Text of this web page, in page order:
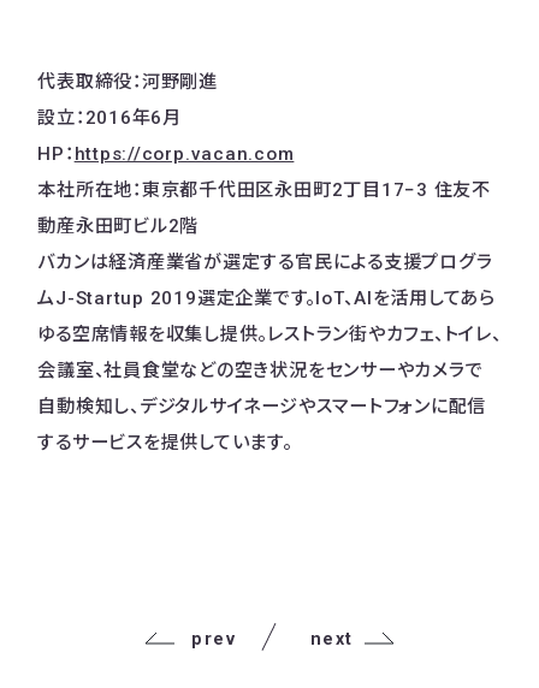
代表取締役：河野剛進
設立：2016年6月
HP： https://corp.vacan.com
本社所在地：東京都千代田区永田町2丁目17−3 住友不
動産永田町ビル2階
バカンは経済産業省が選定する官民による支援プログラ
ムJ-Startup 2019選定企業です。IoT、AIを活用してあら
ゆる空席情報を収集し提供。レストラン街やカフェ、トイレ、
会議室、社員食堂などの空き状況をセンサーやカメラで
自動検知し、デジタルサイネージやスマートフォンに配信
するサービスを提供しています。
prev next